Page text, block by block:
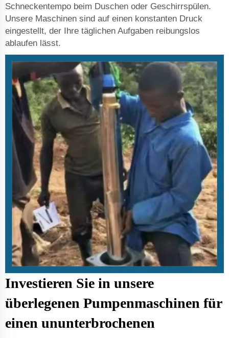
Schneckentempo beim Duschen oder Geschirrspülen.
Unsere Maschinen sind auf einen konstanten Druck
eingestellt, der Ihre täglichen Aufgaben reibungslos
ablaufen lässt.
Investieren Sie in unsere
überlegenen Pumpenmaschinen für
einen ununterbrochenen